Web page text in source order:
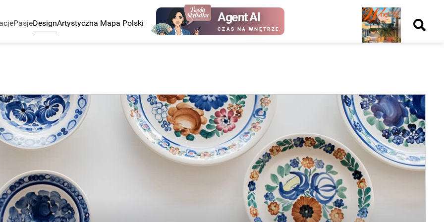
PasjeDesignArtystyczna Mapa Polski Agent AI
CZAS NA WNĘTRZE
Nowy
numer
kup ten
numer
Wydanie papierowe
kup ten
numer
Wydanie cyfrowe